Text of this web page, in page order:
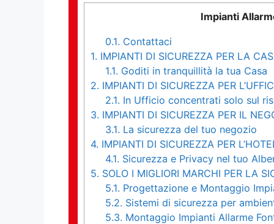
Impianti
0.1. Contattaci
1. IMPIANTI DI SICUREZZA PER LA
1.1. Goditi in tranquillità la tua Casa
2. IMPIANTI DI SICUREZZA PER
2.1. In Ufficio concentrati solo sul
3. IMPIANTI DI SICUREZZA PER IL
3.1. La sicurezza del tuo negozio
4. IMPIANTI DI SICUREZZA PER
4.1. Sicurezza e Privacy nel tuo
5. SOLO I MIGLIORI MARCHI PER LA
5.1. Progettazione e Montaggio
5.2. Sistemi di sicurezza per
5.3. Montaggio Impianti Allarme